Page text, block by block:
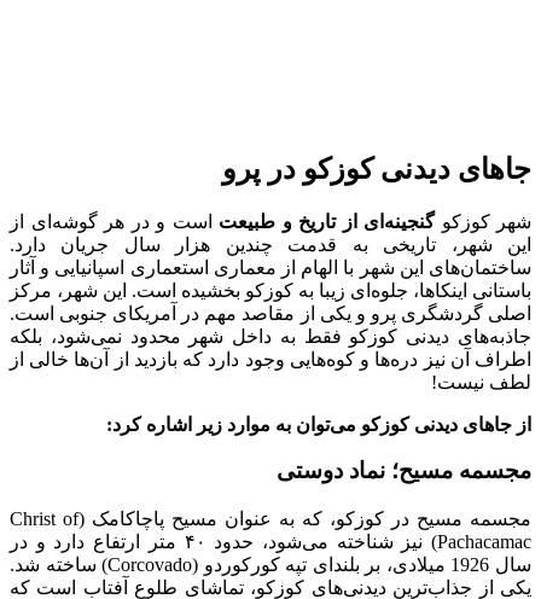
جاهای دیدنی کوزکو در پرو
شهر کوزکو گنجینه‌ای از تاریخ و طبیعت است و در هر گوشه‌ای از
این شهر، تاریخی به قدمت چندین هزار سال جریان دارد.
ساختمان‌های این شهر با الهام از معماری استعماری اسپانیایی و آثار
باستانی اینکاها، جلوه‌ای زیبا به کوزکو بخشیده است. این شهر، مرکز
اصلی گردشگری پرو و یکی از مقاصد مهم در آمریکای جنوبی است.
جاذبه‌های دیدنی کوزکو فقط به داخل شهر محدود نمی‌شود، بلکه
اطراف آن نیز دره‌ها و کوه‌هایی وجود دارد که بازدید از آن‌ها خالی از
لطف نیست!
از جاهای دیدنی کوزکو می‌توان به موارد زیر اشاره کرد:
مجسمه مسیح؛ نماد دوستی
مجسمه مسیح در کوزکو، که به عنوان مسیح پاچاکامک (Christ of
Pachacamac) نیز شناخته می‌شود، حدود ۴۰ متر ارتفاع دارد و در
سال 1926 میلادی، بر بلندای تپه کورکوردو (Corcovado) ساخته شد.
یکی از جذاب‌ترین دیدنی‌های کوزکو، تماشای طلوع آفتاب است که